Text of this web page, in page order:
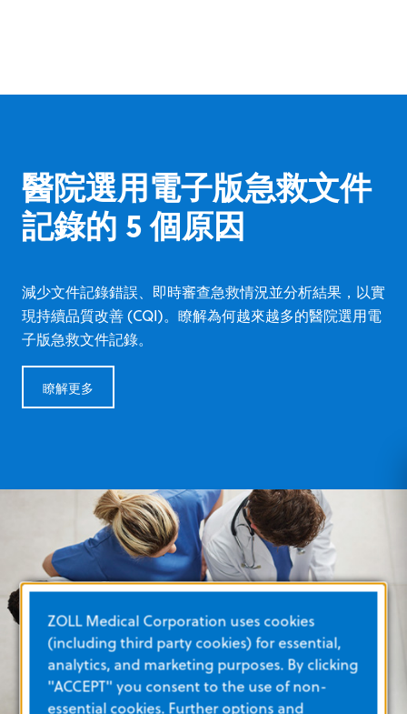
PlusTrac® AED 計畫管理
醫院選用電子版急救文件
記錄的 5 個原因
減少文件記錄錯誤、即時審查急救情況並分析結果，以實
現持續品質改善 (CQI)。瞭解為何越來越多的醫院選用電
子版急救文件記錄。
瞭解更多
ZOLL Medical Corporation uses cookies
(including third party cookies) for essential,
analytics, and marketing purposes. By clicking
"ACCEPT" you consent to the use of non-
essential cookies. Further options and